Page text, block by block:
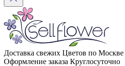
Доставка свежих Цветов по Москве
Оформление заказа Круглосуточно